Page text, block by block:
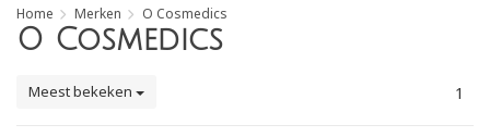
Home Merken O Cosmedics
O Cosmedics
Meest bekeken 1